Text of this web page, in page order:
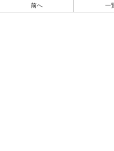
前へ 一